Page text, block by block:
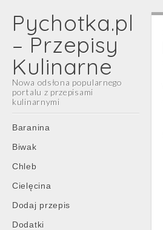
Pychotka.pl
– Przepisy
Kulinarne
Nowa odsłona popularnego
portalu z przepisami
kulinarnymi
Main
menu
Skip
content
Baranina
Biwak
Chleb
Cielęcina
Dodaj przepis
Dodatki